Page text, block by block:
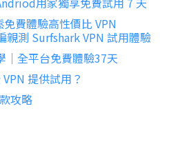
費體驗高性價比 VPN
親測 Surfshark VPN 試用體驗
｜全平台免費體驗37天
提供試用？
攻略